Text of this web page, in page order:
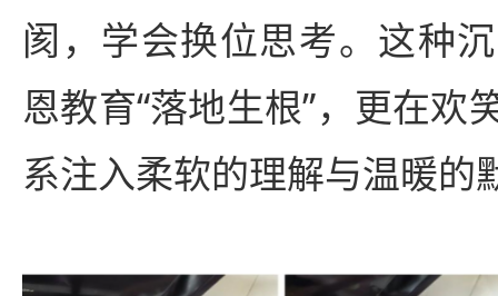
阂，学会换位思考。这种
恩教育“落地生根”，更在欢
系注入柔软的理解与温暖的